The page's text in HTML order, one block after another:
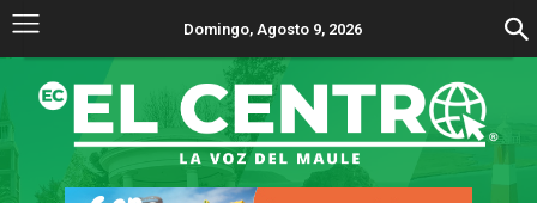
Domingo, Agosto 9, 2026